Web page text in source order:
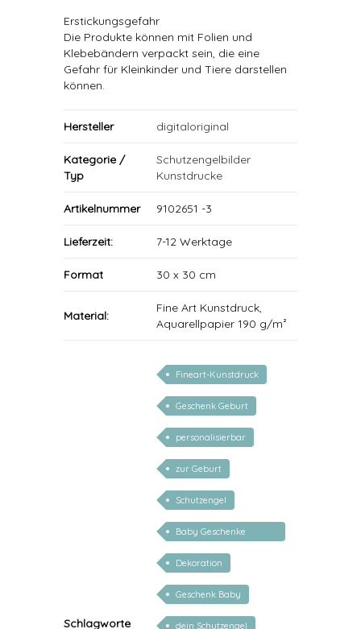
Erstickungsgefahr
Die Produkte können mit Folien und
Klebebändern verpackt sein, die eine
Gefahr für Kleinkinder und Tiere darstellen
können.
Hersteller digitaloriginal
Kategorie /
Typ
Schutzengelbilder
Kunstdrucke
Artikelnummer 9102651 -3
Lieferzeit: 7-12 Werktage
Format 30 x 30 cm
Material:
Fine Art Kunstdruck,
Aquarellpapier 190 g/m²
Schlagworte
Fineart-Kunstdruck
Geschenk Geburt
personalisierbar
zur Geburt
Schutzengel
Baby Geschenke
personalisierbar
Dekoration
Geschenk Baby
dein Schutzengel